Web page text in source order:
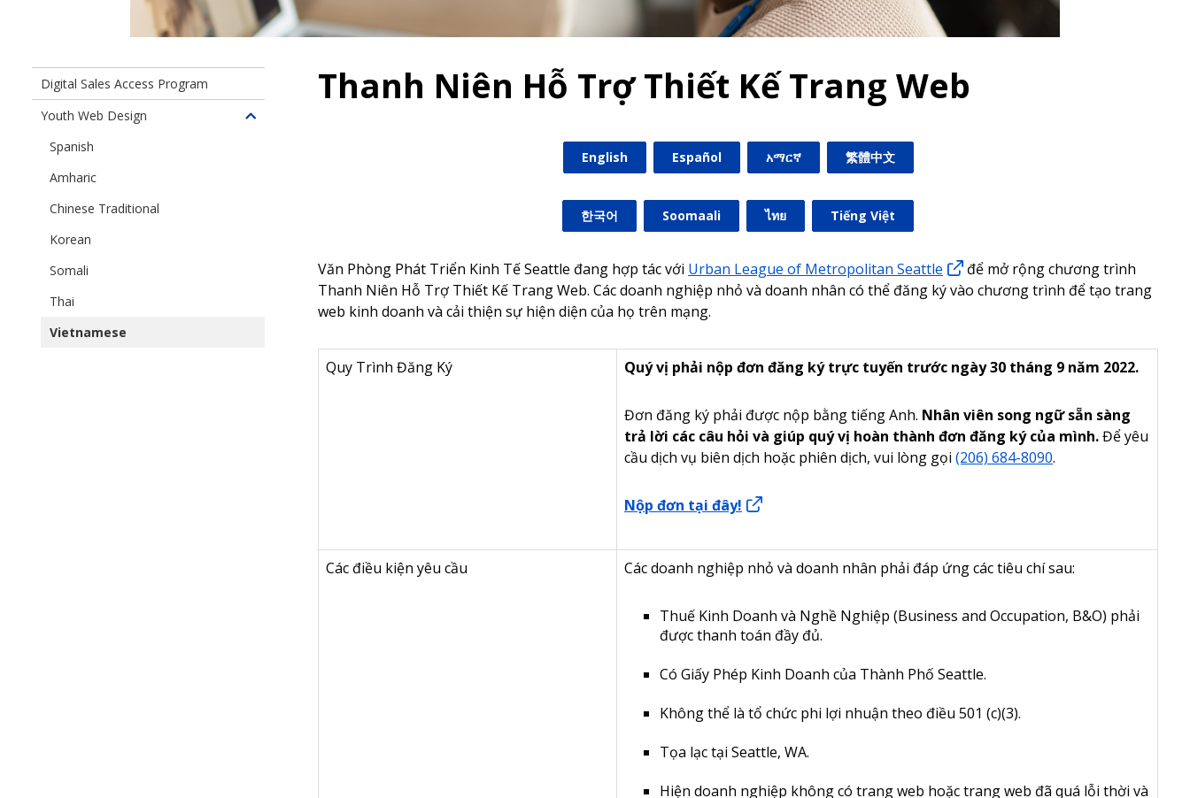
Thanh Niên Hỗ Trợ Thiết Kế Trang Web
English Español አማርኛ 繁體中文
한국어 Soomaali ไทย Tiếng Việt
Văn Phòng Phát Triển Kinh Tế Seattle đang hợp tác với Urban League of Metropolitan Seattle
để mở rộng chương trình
Thanh Niên Hỗ Trợ Thiết Kế Trang Web. Các doanh nghiệp nhỏ và doanh nhân có thể đăng ký vào chương trình để tạo trang
web kinh doanh và cải thiện sự hiện diện của họ trên mạng.
Quy Trình Đăng Ký Quý vị phải nộp đơn đăng ký trực tuyến trước ngày 30 tháng 9 năm 2022.
Đơn đăng ký phải được nộp bằng tiếng Anh. Nhân viên song ngữ sẵn sàng
trả lời các câu hỏi và giúp quý vị hoàn thành đơn đăng ký của mình.Để yêu
cầu dịch vụ biên dịch hoặc phiên dịch, vui lòng gọi (206) 684-8090.
Nộp đơn tại đây!
Các điều kiện yêu cầu Các doanh nghiệp nhỏ và doanh nhân phải đáp ứng các tiêu chí sau:
Thuế Kinh Doanh và Nghề Nghiệp (Business and Occupation, B&O) phải
được thanh toán đầy đủ.
Có Giấy Phép Kinh Doanh của Thành Phố Seattle.
Không thể là tổ chức phi lợi nhuận theo điều 501 (c)(3).
Tọa lạc tại Seattle, WA.
Hiện doanh nghiệp không có trang web hoặc trang web đã quá lỗi thời và
Digital Sales Access Program
Youth Web Design
Toggle
Spanish
Amharic
Chinese Traditional
Korean
Somali
Thai
Vietnamese